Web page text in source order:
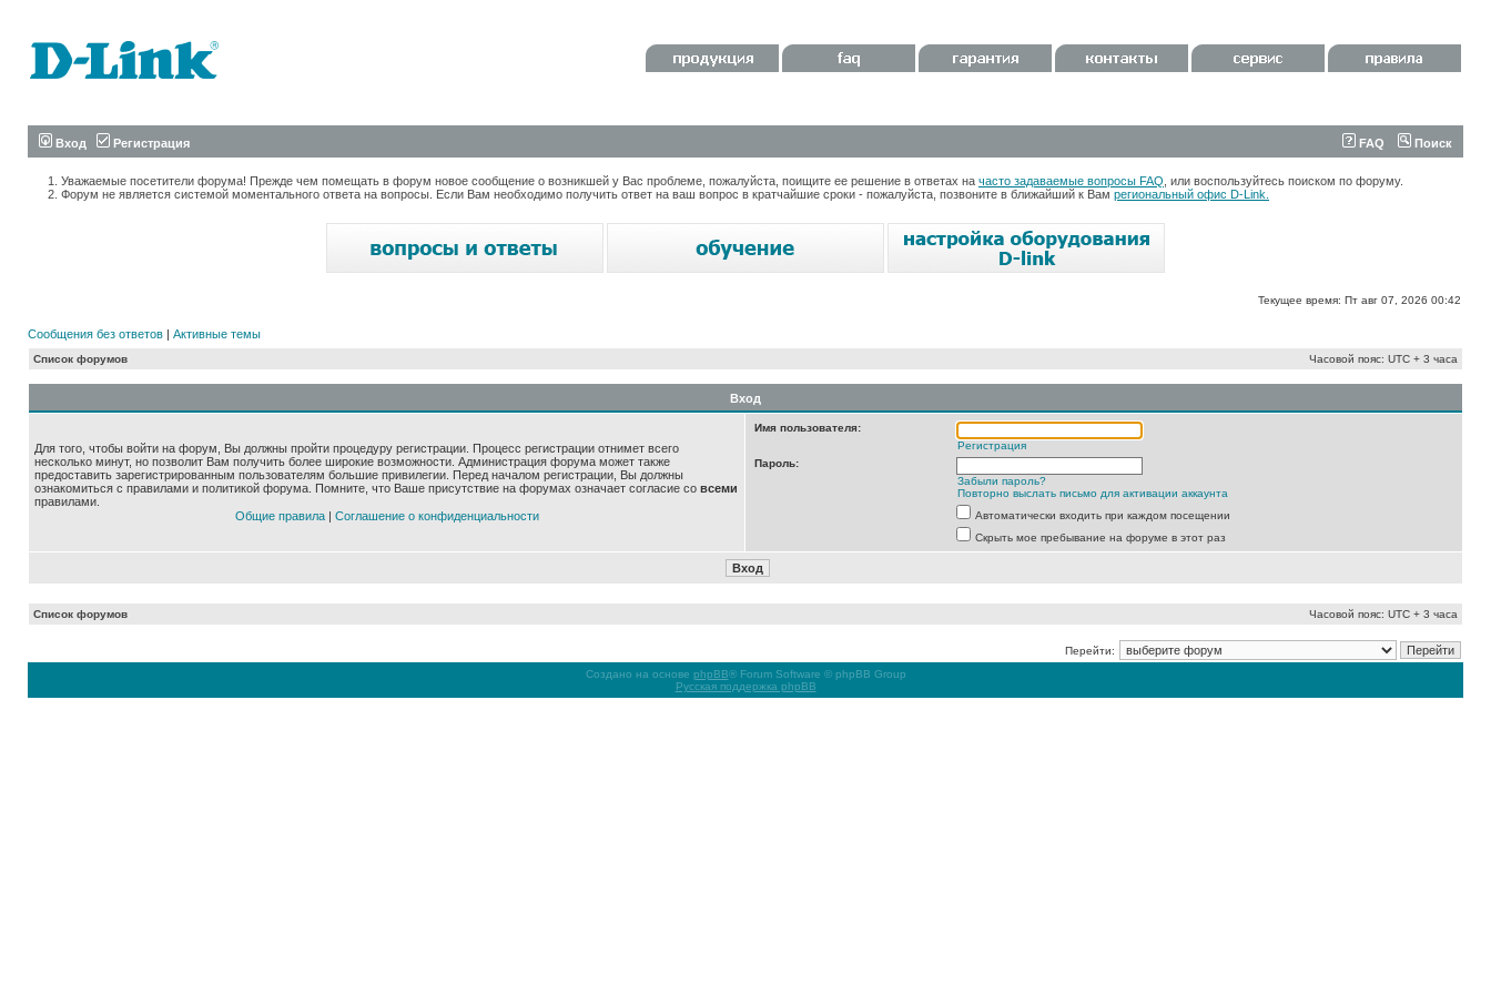
Вход Регистрация FAQ Поиск
Уважаемые посетители форума! Прежде чем помещать в форум новое сообщение о возникшей у Вас проблеме, пожалуйста, поищите ее решение в ответах на часто задаваемые вопросы FAQ , или воспользуйтесь поиском по форуму.
Форум не является системой моментального ответа на вопросы. Если Вам необходимо получить ответ на ваш вопрос в кратчайшие сроки - пожалуйста, позвоните в ближайший к Вам региональный офис D-Link.
Текущее время: Пт авг 07, 2026 00:42
Сообщения без ответов | Активные темы
Список форумов Часовой пояс: UTC + 3 часа
Вход
Для того, чтобы войти на форум, Вы должны пройти процедуру регистрации. Процесс регистрации отнимет всего
несколько минут, но позволит Вам получить более широкие возможности. Администрация форума может также
предоставить зарегистрированным пользователям большие привилегии. Перед началом регистрации, Вы должны
ознакомиться с правилами и политикой форума. Помните, что Ваше присутствие на форумах означает согласие со всеми
правилами.
Общие правила| Соглашение о конфиденциальности
Имя пользователя:
Регистрация
Пароль:
Забыли пароль?
Повторно выслать письмо для активации аккаунта
Автоматически входить при каждом посещении
Скрыть мое пребывание на форуме в этот раз
Список форумов Часовой пояс: UTC + 3 часа
Перейти:
Создано на основе phpBB® Forum Software © phpBB Group
Русская поддержка phpBB